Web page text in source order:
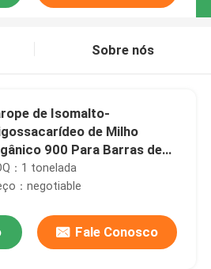
Sobre nós
de Isomalto-
de Milho
900 Para Barras de
/ Substitutos do
：1 tonelada
：negotiable
Fale Conosco